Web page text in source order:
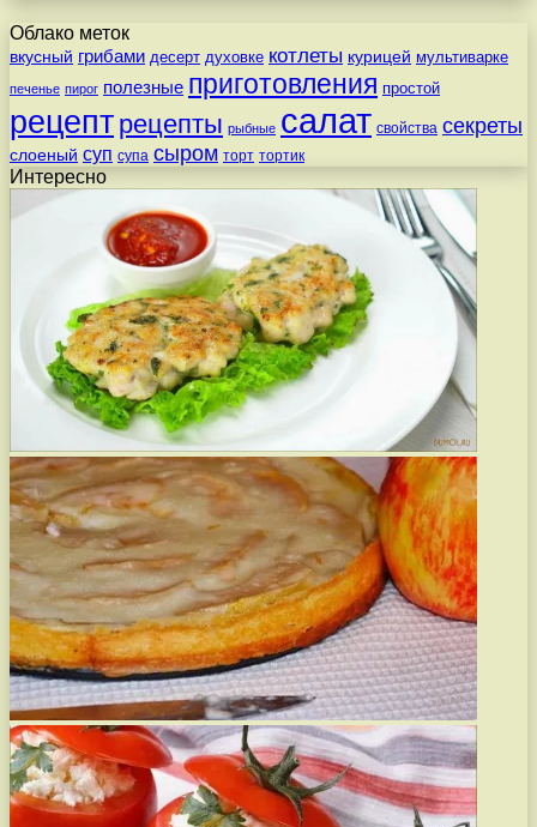
Облако меток
вкусный грибами десерт духовке котлеты курицей мультиварке
печенье пирог полезные приготовления простой
рецепт рецепты рыбные салат свойства секреты
слоеный суп супа сыром торт тортик
Интересно